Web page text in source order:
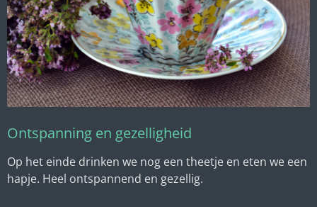
Ontspanning en gezelligheid
Op het einde drinken we nog een theetje en eten we een
hapje. Heel ontspannend en gezellig.